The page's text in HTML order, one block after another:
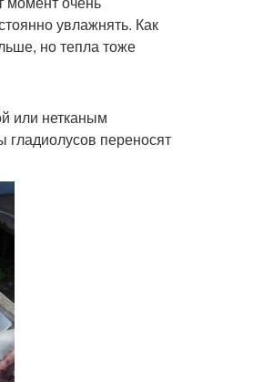
увлажнять. Как
но тепла тоже
или нетканым
переносят